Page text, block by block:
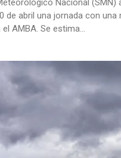
Nacional (SMN)
de abril una jornada con una
AMBA. Se estima...